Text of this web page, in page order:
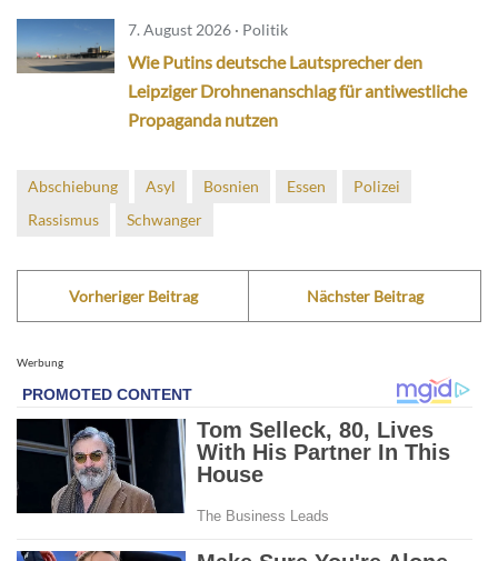
7. August 2026 · Politik
Wie Putins deutsche Lautsprecher den
Leipziger Drohnenanschlag für antiwestliche
Propaganda nutzen
Abschiebung Asyl Bosnien Essen
Polizei
Rassismus
Schwanger
Vorheriger Beitrag Nächster Beitrag
Werbung